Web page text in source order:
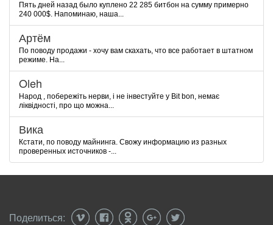
Пять дней назад было куплено 22 285 битбон на сумму примерно
240 000$. Напоминаю, наша...
Артём
По поводу продажи - хочу вам скахать, что все работает в штатном
режиме. На...
Oleh
Народ , побережіть нерви, і не інвестуйте у Bit bon, немає
ліквідності, про що можна...
Вика
Кстати, по поводу майнинга. Свожу информацию из разных
проверенных источников -...
Поделиться: